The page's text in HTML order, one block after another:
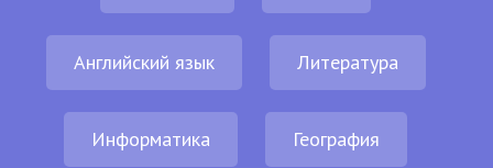
Английский язык Литература
Информатика География